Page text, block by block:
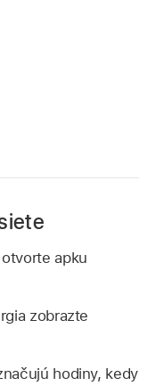
apku
zobrazte
hodiny, kedy